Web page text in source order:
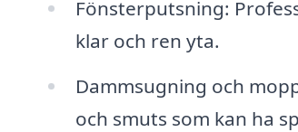
Fönsterputsning:
klar och ren yta.
Dammsugning och
och smuts som kan ha